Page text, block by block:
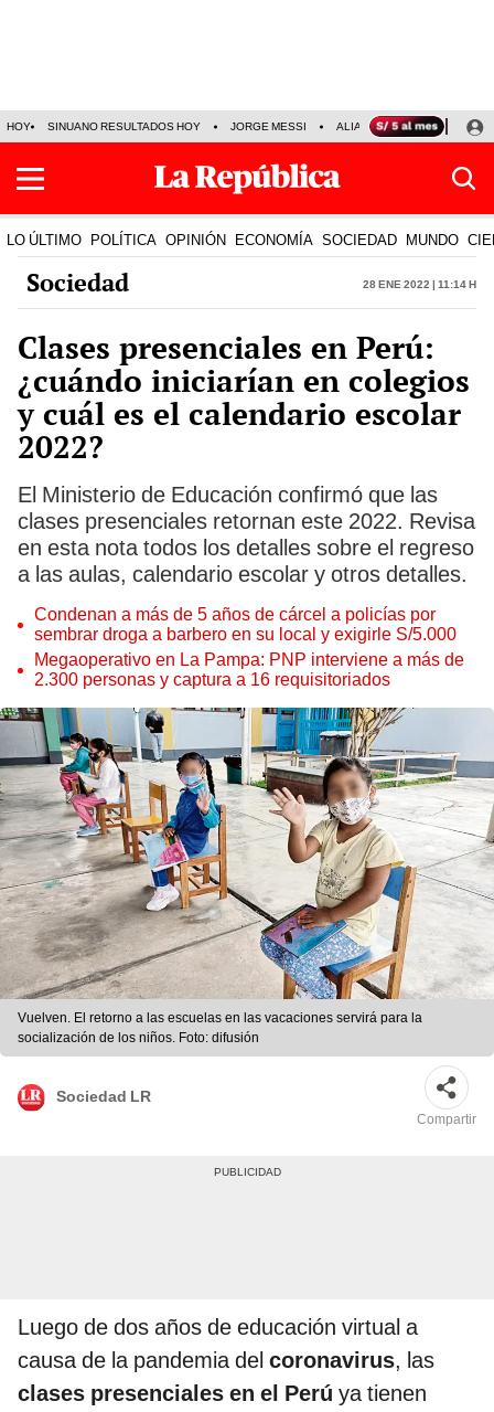
HOY SINUANO RESULTADOS HOY JORGE MESSI ALIANZA LIMA VS SPORT
LO ÚLTIMO POLÍTICA OPINIÓN ECONOMÍA SOCIEDAD MUNDO
Sociedad 28 Ene 2022 | 11:14 h
Clases presenciales en Perú:
¿cuándo iniciarían en colegios
y cuál es el calendario escolar
2022?
El Ministerio de Educación confirmó que las
clases presenciales retornan este 2022. Revisa
en esta nota todos los detalles sobre el regreso
a las aulas, calendario escolar y otros detalles.
Condenan a más de 5 años de cárcel a policías por
sembrar droga a barbero en su local y exigirle S/5.000
Megaoperativo en La Pampa: PNP interviene a más de
2.300 personas y captura a 16 requisitoriados
Vuelven. El retorno a las escuelas en las vacaciones servirá para la
socialización de los niños. Foto: difusión
Sociedad LR
Compartir
Luego de dos años de educación virtual a
causa de la pandemia del coronavirus, las
clases presenciales en el Perú ya tienen